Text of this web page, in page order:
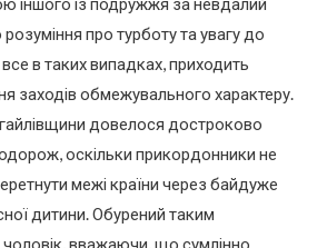
про турботу та увагу до
в таких випадках, приходить
заходів обмежувального характеру.
довелося достроково
оскільки прикордонники не
межі країни через байдуже
дитини. Обурений таким
вважаючи, що сумлінно